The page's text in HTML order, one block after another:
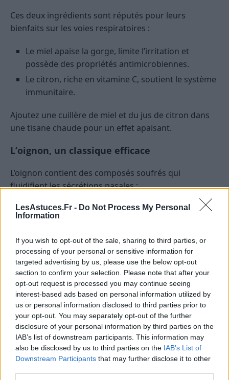
LesAstuces.Fr - Do Not Process My Personal
Information
If you wish to opt-out of the sale, sharing to third parties, or
processing of your personal or sensitive information for
targeted advertising by us, please use the below opt-out
section to confirm your selection. Please note that after your
opt-out request is processed you may continue seeing
interest-based ads based on personal information utilized by
us or personal information disclosed to third parties prior to
your opt-out. You may separately opt-out of the further
disclosure of your personal information by third parties on the
IAB’s list of downstream participants. This information may
also be disclosed by us to third parties on the IAB’s List of
Downstream Participants that may further disclose it to other
Ces deux ingrédients sont réputés pour leurs
bienfaits sur les voies respiratoires :
Le miel apaise la gorge, limite l’irritation et
possède des propriétés antimicrobiennes.
Le citron, riche en vitamine C, soutient le système
immunitaire.
Ajoutez une cuillère de miel et du jus de citron dans
une tisane chaude pour un effet apaisant.
L’oignon, un classique efficace
L’oignon contient des composés soufrés qui
fluidifient les sécrétions nasales :
Coupez un oignon en deux et placez-le sur la
table de nuit.
Laissez diffuser ses vapeurs pendant la nuit pour
faciliter la respiration.
Ce remède de grand-mère est sans danger, même
pour les enfants.
Le cataplasme de moutarde
Ce remède traditionnel peut aider à décongestionner
le nez :
Mélangez de la farine de moutarde à de l’eau
tiède pour obtenir une pâte.